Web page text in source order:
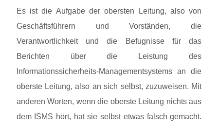
Es ist die Aufgabe der obersten Leitung, also von
Geschäftsführern und Vorständen, die
Verantwortlichkeit und die Befugnisse für das
Berichten über die Leistung des
Informationssicherheits-Managementsystems an die
oberste Leitung, also an sich selbst, zuzuweisen. Mit
anderen Worten, wenn die oberste Leitung nichts aus
dem ISMS hört, hat sie selbst etwas falsch gemacht.